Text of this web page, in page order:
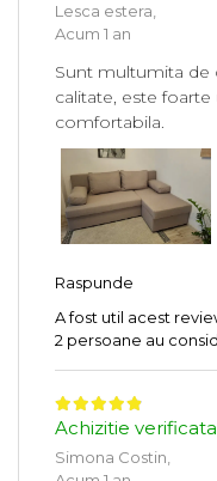
Lesca estera,
Acum 1 an
Sunt multumita de
calitate, este
comfortabila.
Raspunde
A fost util acest
2 persoane au
Achizitie verificata
Simona Costin,